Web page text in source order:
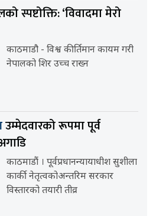
स्पष्टोक्ति: ‘विवादमा मेरो
काठमाडौ - विश्व कीर्तिमान कायम गरी
नेपालको शिर उच्च राख्न
उम्मेदवारको रूपमा पूर्व
काठमाडौं । पूर्वप्रधानन्यायाधीश सुशीला
कार्की नेतृत्वकोअन्तरिम सरकार
विस्तारको तयारी तीव्र